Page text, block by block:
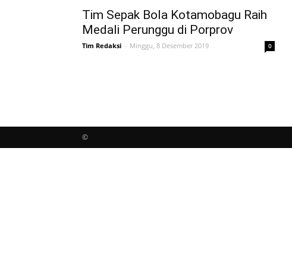
Tim Sepak Bola Kotamobagu Raih
Medali Perunggu di Porprov
Tim Redaksi - Minggu, 8 Desember 2019 0
©